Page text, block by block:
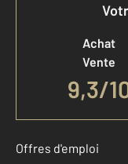
Achat
Vente
9,3/
Offres d'emploi